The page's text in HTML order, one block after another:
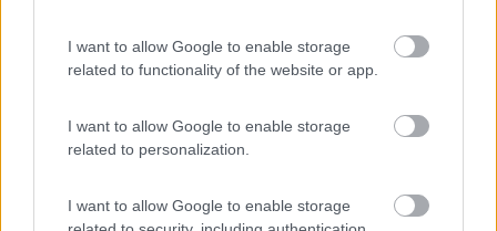
I want to allow Google to enable storage
related to functionality of the website or app.
I want to allow Google to enable storage
related to personalization.
I want to allow Google to enable storage